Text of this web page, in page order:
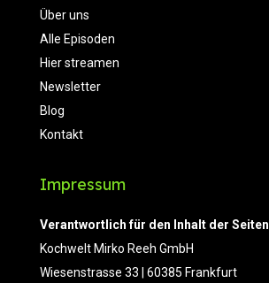
Über uns
Alle Episoden
Hier streamen
Newsletter
Blog
Kontakt
Impressum
Verantwortlich für den Inhalt der Seiten
Kochwelt Mirko Reeh GmbH
Wiesenstrasse 33 | 60385 Frankfurt